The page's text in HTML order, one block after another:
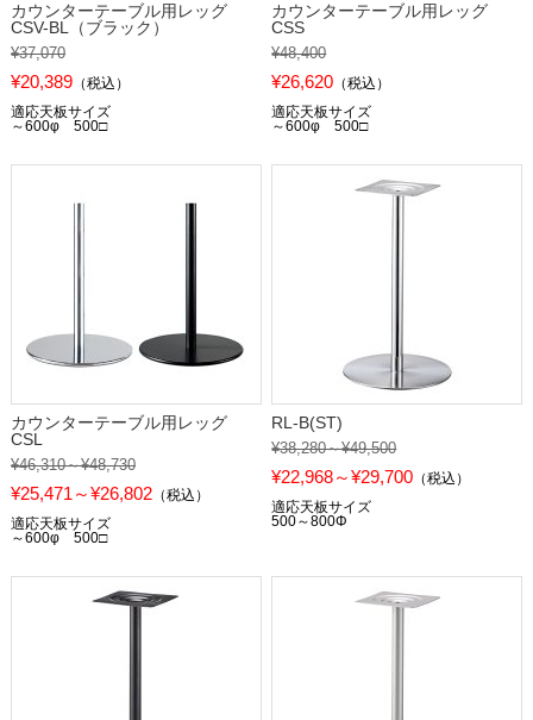
カウンターテーブル用レッグ
CSV-BL（ブラック）
¥37,070
¥20,389（税込）
適応天板サイズ
～600φ 500□
カウンターテーブル用レッグ
CSS
¥48,400
¥26,620 （税込）
適応天板サイズ
～600φ 500□
カウンターテーブル用レッグ
CSL
¥46,310～¥48,730
¥25,471～¥26,802（税込）
適応天板サイズ
～600φ 500□
RL-B(ST)
¥38,280～¥49,500
¥22,968～¥29,700 （税込）
適応天板サイズ
500～800Φ